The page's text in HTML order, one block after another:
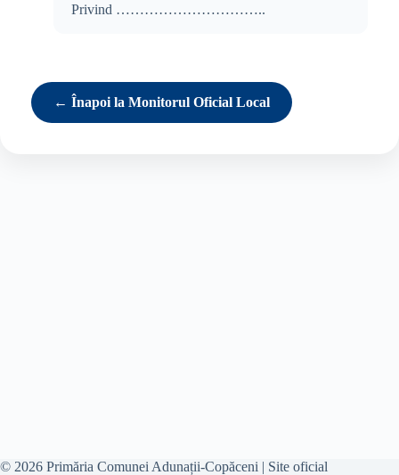
Privind …………………………..
← Înapoi la Monitorul Oficial Local
© 2026 Primăria Comunei Adunații-Copăceni | Site oficial